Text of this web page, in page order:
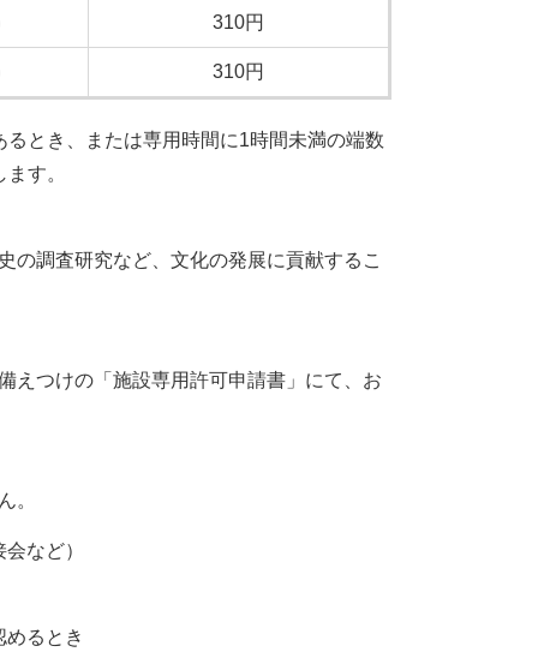
310円
310円
とき、または専用時間に1時間未満の端数
す。
の調査研究など、文化の発展に貢献するこ
えつけの「施設専用許可申請書」にて、お
。
など）
るとき